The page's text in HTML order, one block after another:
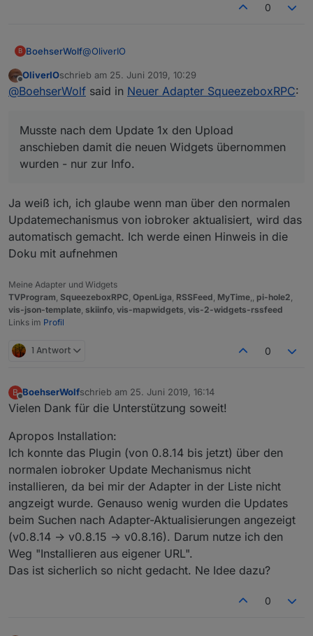
0
B BoehserWolf@OliverIO
Bingo, läuft! Besten Dank dafür.
übernommen wurden - nur zur Info.
Das mit dem Autoscale der Fonts haut bei mir
jedoch eher suboptimal hin:
Darf ich noch einmal auf das jqui select
bauen (CSS passt noch nicht):
Offline
OliverIOschrieb am 25. Juni 2019, 10:29
zuletzt editiert von
@BoehserWolf said in Neuer Adapter SqueezeboxRPC:
Musste nach dem Update 1x den Upload
anschieben damit die neuen Widgets übernommen
wurden - nur zur Info.
Ja weiß ich, ich glaube wenn man über den normalen
Updatemechanismus von iobroker aktualisiert, wird das
automatisch gemacht. Ich werde einen Hinweis in die
Doku mit aufnehmen
Meine Adapter und Widgets
TVProgram SqueezeboxRPC OpenLiga RSSFeed MyTime pi-hole2
vis-json-template skiinfo vis-mapwidgets vis-2-widgets-rssfeed
Links im Profil
1 Antwort 0
B
Offline
BoehserWolfschrieb am 25. Juni 2019, 16:14
zuletzt editiert von
Vielen Dank für die Unterstützung soweit!
Apropos Installation:
Ich konnte das Plugin (von 0.8.14 bis jetzt) über den
normalen iobroker Update Mechanismus nicht
installieren, da bei mir der Adapter in der Liste nicht
angzeigt wurde. Genauso wenig wurden die Updates
beim Suchen nach Adapter-Aktualisierungen angezeigt
(v0.8.14 -> v0.8.15 -> v0.8.16). Darum nutze ich den
Weg "Installieren aus eigener URL".
Das ist sicherlich so nicht gedacht. Ne Idee dazu?
0